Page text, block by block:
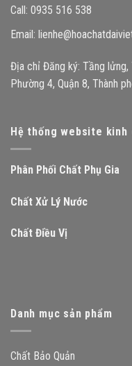
Call: 0935 516 538
Email:
Địa chỉ Đăng ký: Tầng lửng,
Phường 4, Quận 8, Thành
Hệ thống website kinh
Phân Phối Chất Phụ Gia
Chất Xử Lý Nước
Chất Điều Vị
Danh mục sản phẩm
Chất Bảo Quản